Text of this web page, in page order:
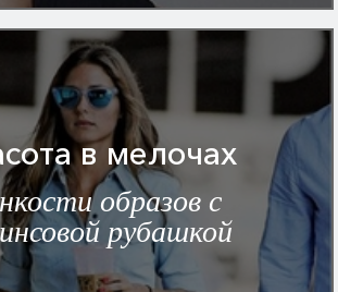
в мелочах
образов с
рубашкой